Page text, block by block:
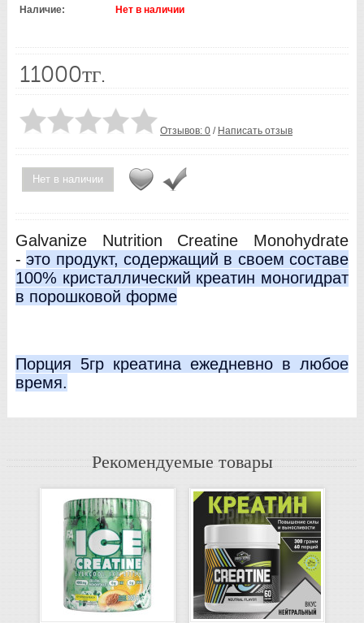
Наличие:
Нет в наличии
11000тг.
Отзывов: 0 / Написать отзыв
Нет в наличии
Galvanize Nutrition Creatine Monohydrate
-это продукт, содержащий в своем составе
100% кристаллический креатин моногидрат
в порошковой форме
Порция 5гр креатина ежедневно в любое
время.
Рекомендуемые товары